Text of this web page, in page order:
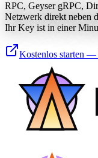
RPC, Geyser gRPC,
Netzwerk direkt neben
Ihr Key ist in einer
Kostenlos starten